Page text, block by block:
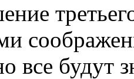
все будут